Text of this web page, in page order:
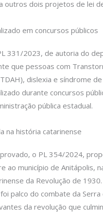
outros dois projetos de lei
em concursos públicos
331/2023, de autoria do
que pessoas com
dislexia e síndrome
durante concursos
pública estadual.
na história catarinense
o PL 354/2024,
ao município de Anitápolis,
da Revolução de
palco do combate da Serra
da revolução que